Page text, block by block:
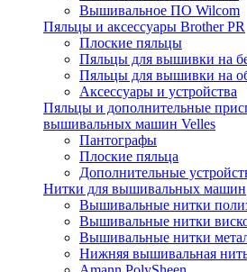
Вышивальное ПО Wilcom
Пяльцы и аксессуары Brother PR
Плоские пяльцы
Пяльцы для вышивки на
Пяльцы для вышивки на
Аксессуары и устройства
Пяльцы и дополнительные
вышивальных машин Velles
Пантографы
Плоские пяльца
Дополнительные
Нитки для вышивальных машин
Вышивальные нитки
Вышивальные нитки
Вышивальные нитки
Нижняя вышивальная